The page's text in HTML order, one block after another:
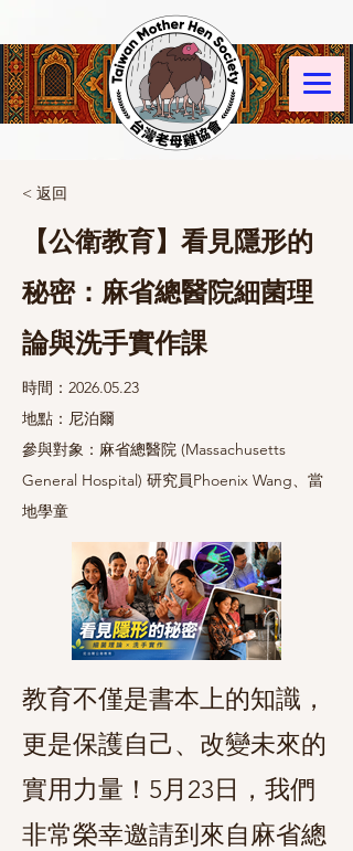
< 返回
【公衛教育】看見隱形的
秘密：麻省總醫院細菌理
論與洗手實作課
時間：2026.05.23
地點：尼泊爾
參與對象：麻省總醫院 (Massachusetts
General Hospital) 研究員Phoenix Wang、當
地學童
教育不僅是書本上的知識，
更是保護自己、改變未來的
實用力量！5月23日，我們
非常榮幸邀請到來自麻省總